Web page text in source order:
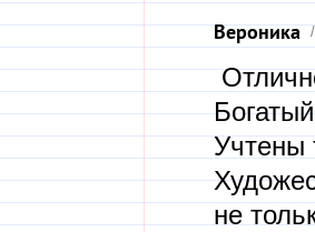
Вероника
Учтены
не